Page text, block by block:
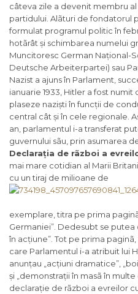
câteva zile a devenit membru
partidului. Alãturi de fondatorul
formulat programul politic în
hotãrât și schimbarea numelui
Muncitoresc German Național-
Deutsche Arbeiterpartei) sau
Nazist a ajuns în Parlament,
ianuarie 1933, Hitler a fost numit
plaseze naziști în funcții de
central cât și în cele regionale.
an, parlamentul i-a transferat
guvernului sãu, prin asumarea
Declarația de rãzboi a
mai mare cotidian al Marii
cu un tiraj de milioane de
exemplare, titra pe prima paginã:
Germaniei”. Dedesubt se putea
în acțiune”. Tot pe prima
care Parlamentul i-a atribuit lui
anunțau „ acțiuni dramatice”, „
și „ demonstrații în masã în
declarație de rãzboi a evreilor